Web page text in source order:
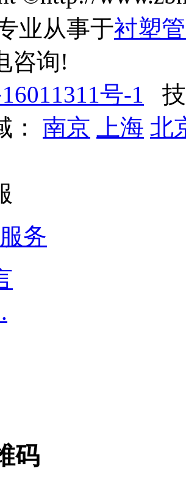
业从事于衬塑
咨询!
号-1
： 南京 上海 北
务
码